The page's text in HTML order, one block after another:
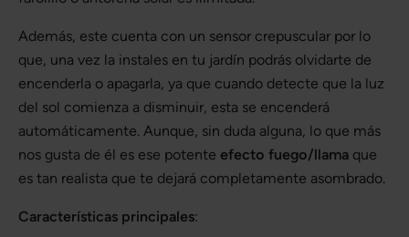
Además, este cuenta con un sensor crepuscular por lo
que, una vez la instales en tu jardín podrás olvidarte de
encenderla o apagarla, ya que cuando detecte que la luz
del sol comienza a disminuir, esta se encenderá
automáticamente. Aunque, sin duda alguna, lo que más
nos gusta de él es ese potente efecto fuego/llama que
es tan realista que te dejará completamente asombrado.
Características principales: